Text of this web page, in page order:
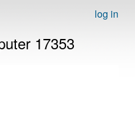
log in
17353